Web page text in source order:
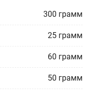
300 грамм
25 грамм
60 грамм
50 грамм